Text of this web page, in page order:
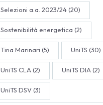
Selezioni a.a. 2023/24(20)
Sostenibilità energetica (2)
Tina Marinari (5) UniTS (30)
UniTS CLA (2) UniTS DIA (2)
UniTS DSV(3)